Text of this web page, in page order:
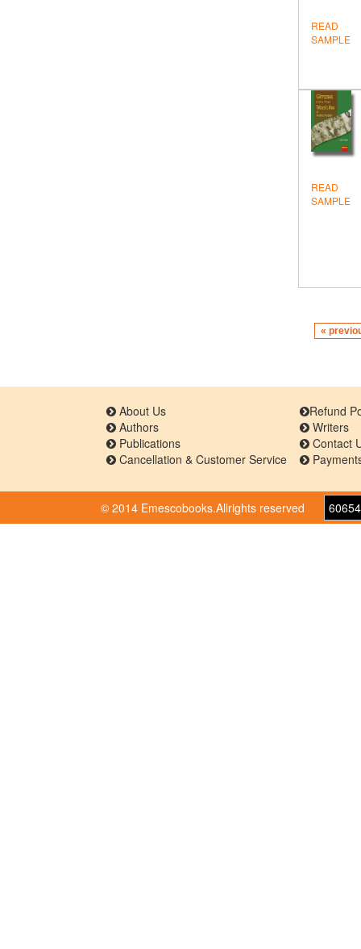
READ
SAMPLE
READ
SAMPLE
«
About Us
Authors
Publications
Cancellation & Customer Service
Refund
Writers
Contact
© 2014 Emescobooks.Allrights reserved
60654